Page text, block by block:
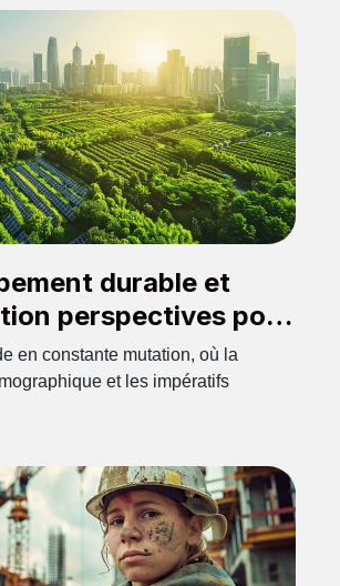
durable et
perspectives pour
en constante mutation, où la
et les impératifs